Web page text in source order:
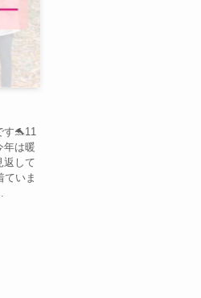
す🐬11
年は暖
返して
ていま